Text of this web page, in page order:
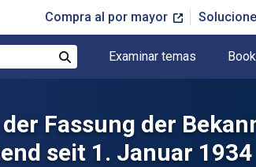
Compra al por mayor
Examinar temas
Fassung der
seit 1. Januar 1934